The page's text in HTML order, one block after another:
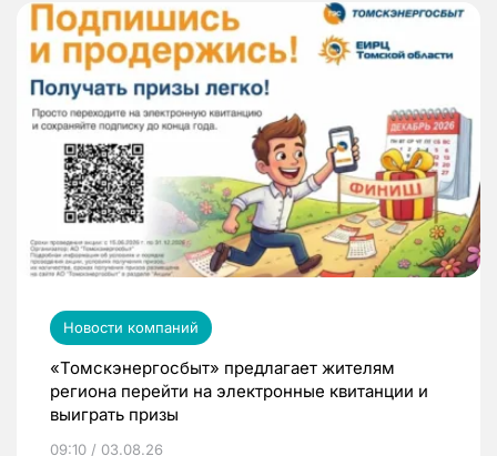
Новости компаний
«Томскэнергосбыт» предлагает жителям
региона перейти на электронные квитанции и
выиграть призы
09:10 / 03.08.26